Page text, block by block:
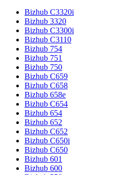
Bizhub C3320i
Bizhub 3320
Bizhub C3300i
Bizhub C3110
Bizhub 754
Bizhub 751
Bizhub 750
Bizhub C659
Bizhub C658
Bizhub 658e
Bizhub C654
Bizhub 654
Bizhub 652
Bizhub C652
Bizhub C650i
Bizhub C650
Bizhub 601
Bizhub 600